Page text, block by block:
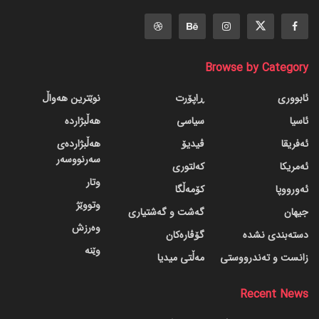
Browse by Category
ئابووری
ئاسیا
ئەفریقا
ئەمریکا
ئەورووپا
جیهان
دسته‌بندی نشده
زانست و تەندرووستی
ڕاپۆرت
سیاسی
ڤیدیۆ
کەلتوری
کۆمەڵگا
گه‌شت و گه‌شتیاری
گۆڤاره‌کان
مەڵتی میدیا
نوێترین هەواڵ
هەڵبژاردە
هەڵبژاردەی
سەرنووسەر
وتار
وتووێژ
وەرزش
وێنە
Recent News